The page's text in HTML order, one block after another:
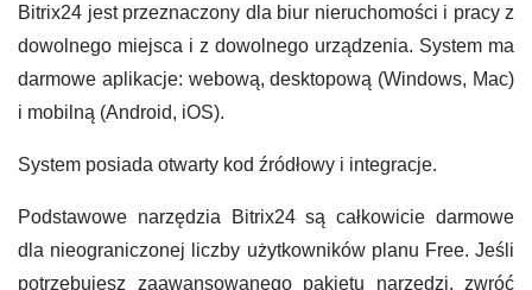
Bitrix24 jest przeznaczony dla biur nieruchomości i pracy z
dowolnego miejsca i z dowolnego urządzenia. System ma
darmowe aplikacje: webową, desktopową (Windows, Mac)
i mobilną (Android, iOS).
System posiada otwarty kod źródłowy i integracje.
Podstawowe narzędzia Bitrix24 są całkowicie darmowe
dla nieograniczonej liczby użytkowników planu Free. Jeśli
potrzebujesz zaawansowanego pakietu narzędzi, zwróć